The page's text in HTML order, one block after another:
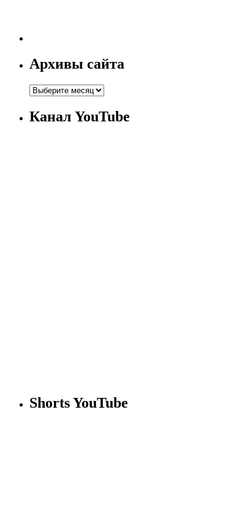
Архивы сайта
Канал YouTube
Shorts YouTube